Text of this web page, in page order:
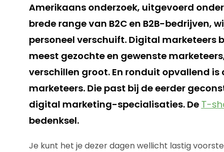
Amerikaans onderzoek, uitgevoerd
brede range van B2C en B2B-bedrijven,
personeel verschuift. Digital marketeers
meest gezochte en gewenste
verschillen groot. En ronduit opvallend
marketeers. Die past bij de eerder
digital marketing-specialisaties. De T-
bedenksel.
Je kunt het je dezer dagen wellicht lastig